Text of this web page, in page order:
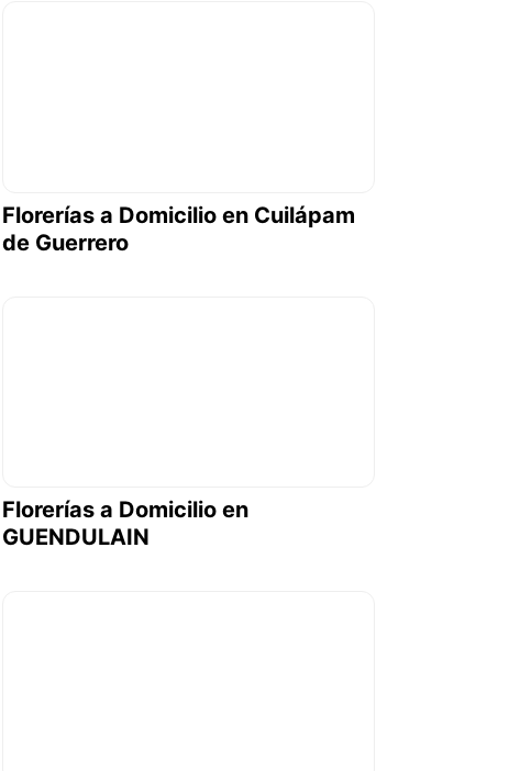
Florerías a Domicilio en Cuilápam
de Guerrero
Florerías a Domicilio en
GUENDULAIN